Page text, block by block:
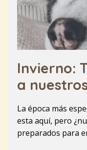
Invierno:
a
La época más
esta aquí, pero
preparados para